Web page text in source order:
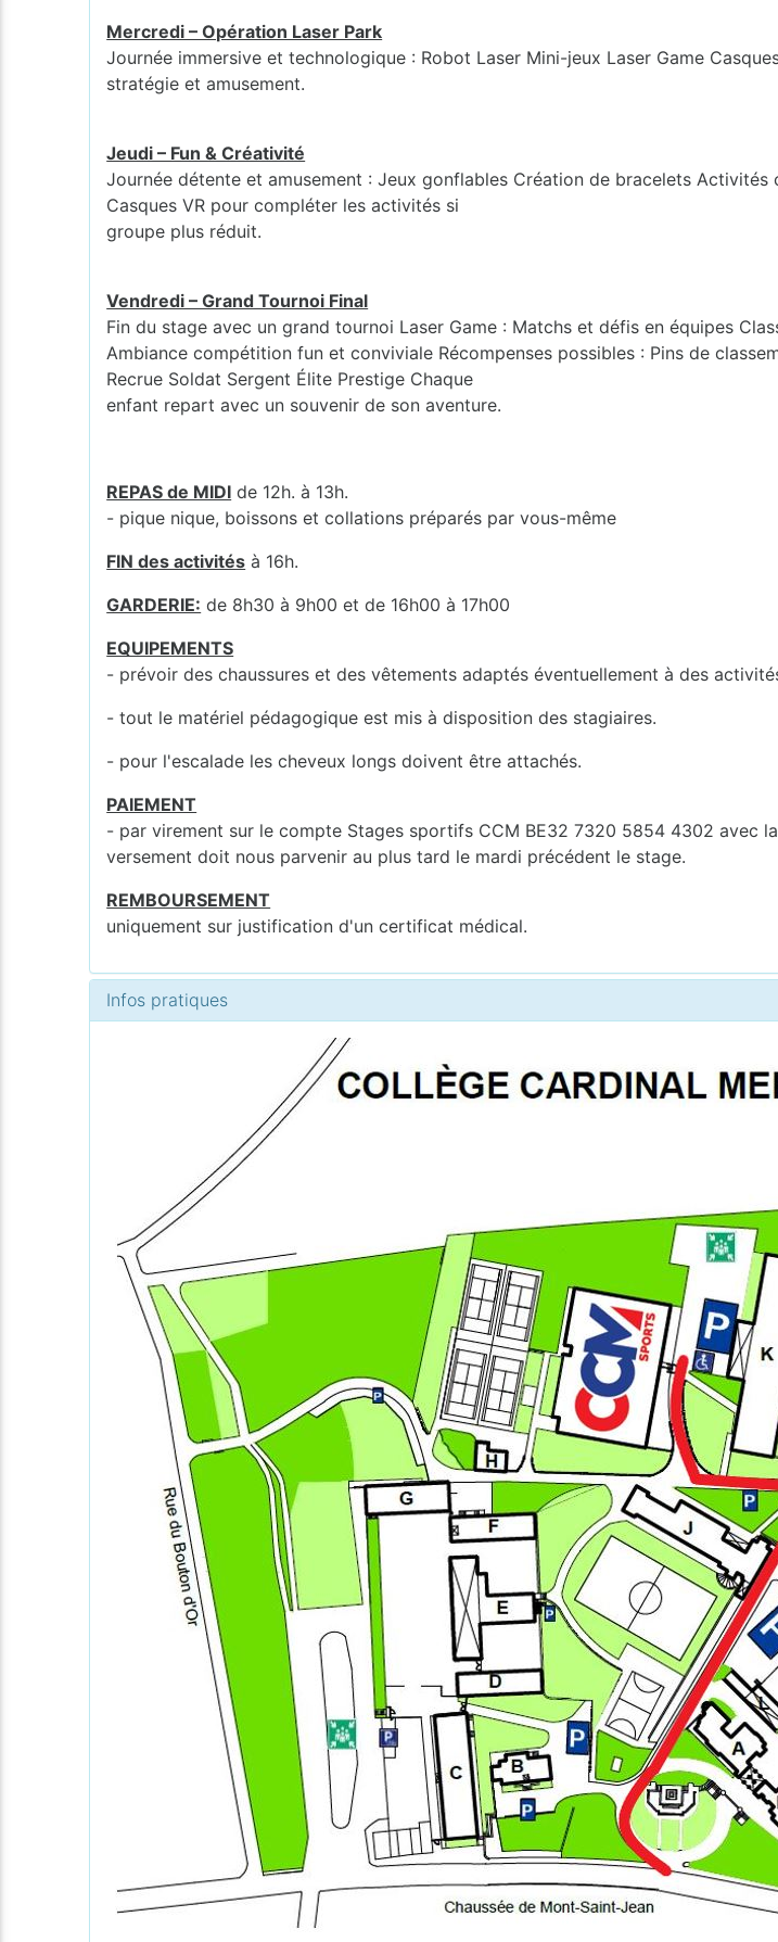
Mercredi – Opération Laser Park
Journée immersive et technologique : Robot Laser Mini-jeux Laser Game
stratégie et amusement.
Jeudi – Fun & Créativité
Journée détente et amusement : Jeux gonflables Création de bracelets
Casques VR pour compléter les activités si
groupe plus réduit.
Vendredi – Grand Tournoi Final
Fin du stage avec un grand tournoi Laser Game : Matchs et défis en équipes
Ambiance compétition fun et conviviale Récompenses possibles : Pins de
Recrue Soldat Sergent Élite Prestige Chaque
enfant repart avec un souvenir de son aventure.
REPAS de MIDI de 12h. à 13h.
- pique nique, boissons et collations préparés par vous-même
FIN des activités à 16h.
GARDERIE: de 8h30 à 9h00 et de 16h00 à 17h00
EQUIPEMENTS
- prévoir des chaussures et des vêtements adaptés éventuellement à des
- tout le matériel pédagogique est mis à disposition des stagiaires.
- pour l'escalade les cheveux longs doivent être attachés.
PAIEMENT
- par virement sur le compte Stages sportifs CCM BE32 7320 5854 4302
versement doit nous parvenir au plus tard le mardi précédent le stage.
REMBOURSEMENT
uniquement sur justification d'un certificat médical.
Infos pratiques